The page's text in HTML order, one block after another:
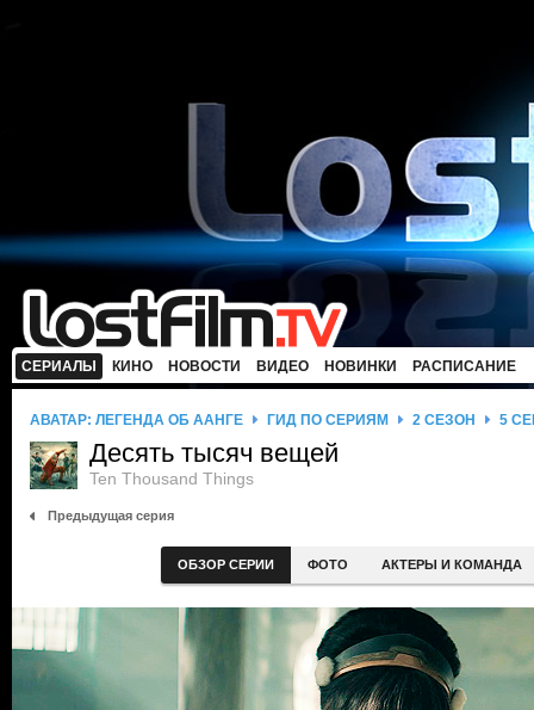
СЕРИАЛЫ КИНО НОВОСТИ ВИДЕО НОВИНКИ РАСПИСАНИЕ
АВАТАР: ЛЕГЕНДА ОБ ААНГЕ ГИД ПО СЕРИЯМ 2 СЕЗОН 5
Десять тысяч вещей
Ten Thousand Things
Предыдущая серия
ОБЗОР СЕРИИ ФОТО АКТЕРЫ И КОМАНДА